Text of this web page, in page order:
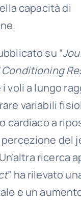
capacità di
su “
voli a lungo
variabili
cardiaco a
del
ricerca
” ha rilevato
e un